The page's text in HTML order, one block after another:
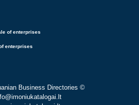
of enterprises
enterprises
Business Directories ©